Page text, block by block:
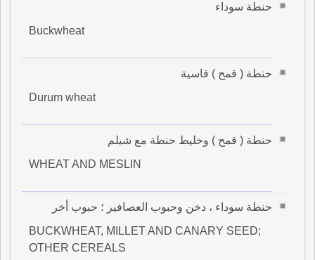
حنطة سوداء
Buckwheat
حنطة ( قمح ) قاسية
Durum wheat
حنطة ( قمح ) وخليط حنطة مع شيلم
WHEAT AND MESLIN
حنطة سوداء ، دخن وحبوب العصافير ؛ حبوب أخر
BUCKWHEAT, MILLET AND CANARY SEED;
OTHER CEREALS